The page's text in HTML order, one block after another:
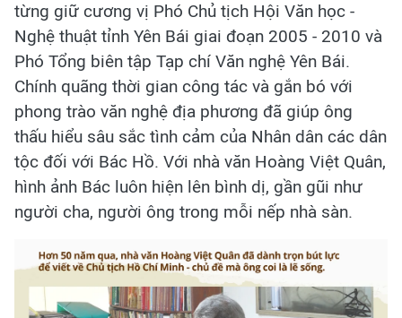
từng giữ cương vị Phó Chủ tịch Hội Văn học -
Nghệ thuật tỉnh Yên Bái giai đoạn 2005 - 2010 và
Phó Tổng biên tập Tạp chí Văn nghệ Yên Bái.
Chính quãng thời gian công tác và gắn bó với
phong trào văn nghệ địa phương đã giúp ông
thấu hiểu sâu sắc tình cảm của Nhân dân các dân
tộc đối với Bác Hồ. Với nhà văn Hoàng Việt Quân,
hình ảnh Bác luôn hiện lên bình dị, gần gũi như
người cha, người ông trong mỗi nếp nhà sàn.